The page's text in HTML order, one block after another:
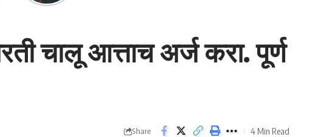
चालू आत्ताच अर्ज करा. पूर्ण
Share 4 Min Read